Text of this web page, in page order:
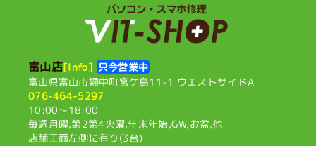
富山店[Info] 只今営業中
富山県富山市婦中町宮ケ島11-1 ウエストサイドA
076-464-5297
10:00〜18:00
毎週月曜,第2第4火曜,年末年始,GW,お盆,他
店舗正面左側に有り(3台)